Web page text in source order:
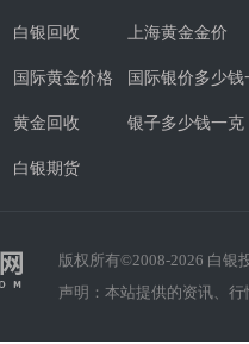
白银回收 上海黄金金价
国际黄金价格 国际银价多少钱
黄金回收 银子多少钱一克
白银期货
版权所有©2008-2026 白银
声明：本站提供的资讯、